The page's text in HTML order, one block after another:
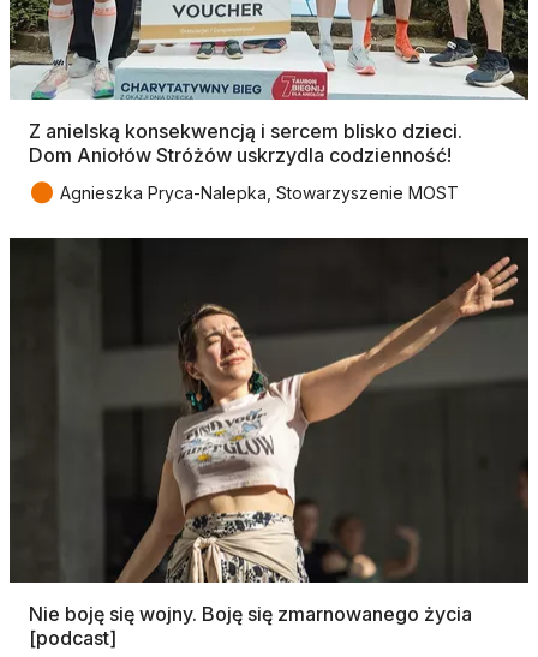
Z anielską konsekwencją i sercem blisko dzieci.
Dom Aniołów Stróżów uskrzydla codzienność!
● Agnieszka Pryca-Nalepka, Stowarzyszenie MOST
Nie boję się wojny. Boję się zmarnowanego życia
[podcast]